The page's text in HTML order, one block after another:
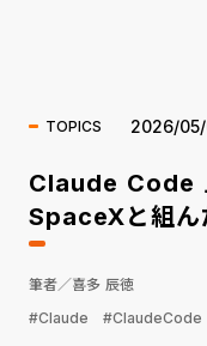
TOPICS 2026/
Claude Code
SpaceXと組ん
筆者／喜多 辰徳
#Claude
#ClaudeCode